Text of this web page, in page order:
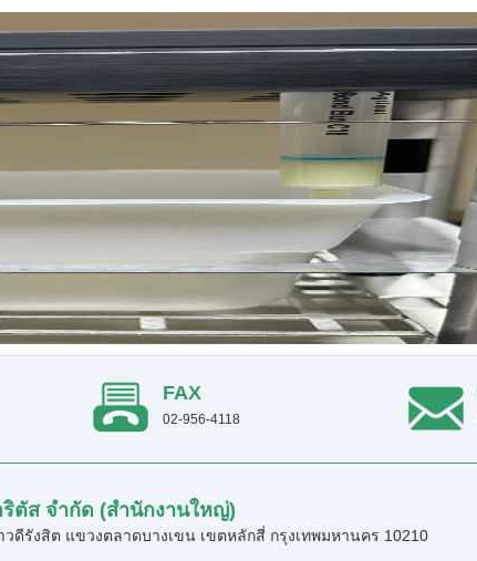
FAX
02-956-4118
ตัส จำกัด (สำนักงานใหญ่)
ดีรังสิต แขวงตลาดบางเขน เขตหลักสี่ กรุงเทพมหานคร 10210